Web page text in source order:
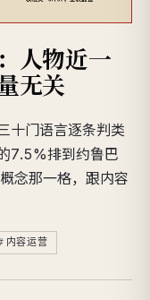
人物近一
无关
十门语言逐条判类
7.5%排到约鲁巴
念那一格，跟内容
内容运营